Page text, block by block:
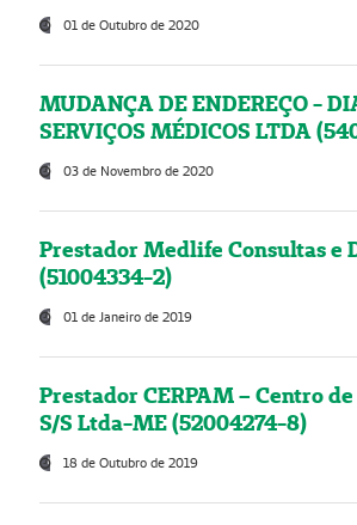
01 de Outubro de 2020
MUDANÇA DE ENDEREÇO -
SERVIÇOS MÉDICOS LTDA
03 de Novembro de 2020
Prestador Medlife Consultas e
(51004334-2)
01 de Janeiro de 2019
Prestador CERPAM – Centro
S/S Ltda-ME (52004274-8)
18 de Outubro de 2019